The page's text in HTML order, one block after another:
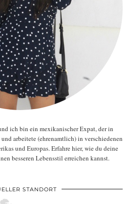
ich bin ein mexikanischer Expat, der in
arbeitete (ehrenamtlich) in verschiedenen
und Europas. Erfahre hier, wie du deine
besseren Lebensstil erreichen kannst.
STANDORT